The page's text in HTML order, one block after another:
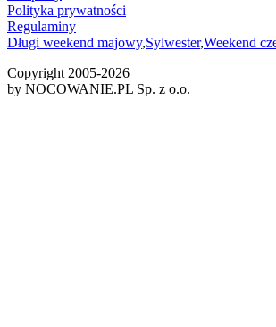
Polityka prywatności
Regulaminy
Długi weekend majowy,Sylwester,Weekend
Copyright 2005-2026
by NOCOWANIE.PL Sp. z o.o.